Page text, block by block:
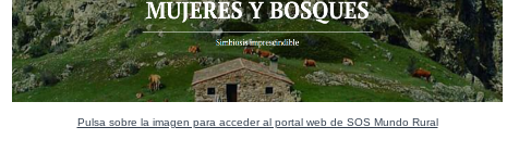
Pulsa sobre la imagen para acceder al portal web de SOS Mundo Rural